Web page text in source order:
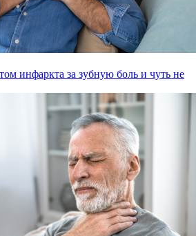
инфаркта за зубную боль и чуть не